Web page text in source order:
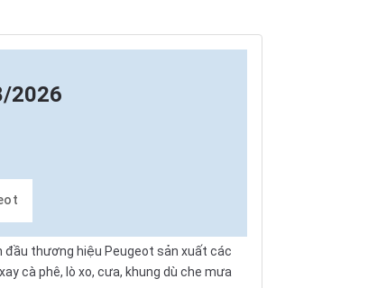
2026
đầu thương hiệu Peugeot sản xuất các
cà phê, lò xo, cưa, khung dù che mưa